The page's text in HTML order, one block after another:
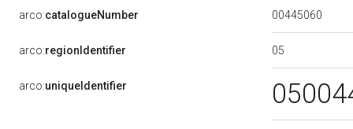
arco:catalogueNumber 00445060
arco:regionIdentifier 05
arco:uniqueIdentifier